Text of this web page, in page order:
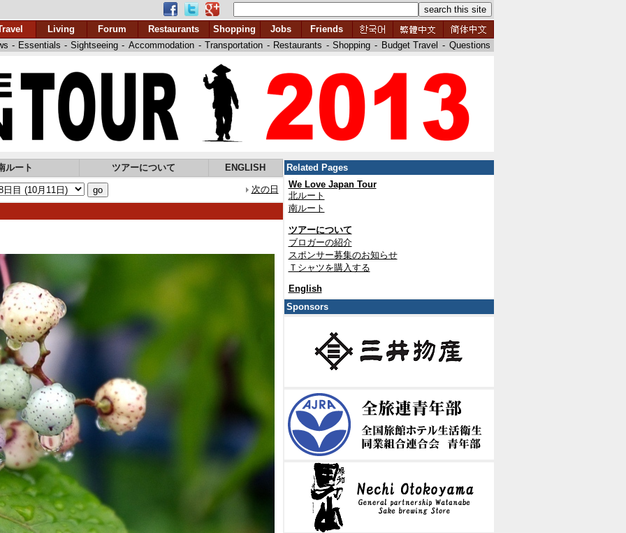
Living Forum Restaurants Shopping Jobs
Friends
- Essentials - Sightseeing - Accommodation - Transportation - Restaurants - Shopping - Budget Travel - Questions
ルート ツアーについて ENGLISH
次の日
Related Pages
We Love Japan Tour
北ルート
南ルート
ツアーについて
ブロガーの紹介
スポンサー募集のお知らせ
Ｔシャツを購入する
English
Sponsors